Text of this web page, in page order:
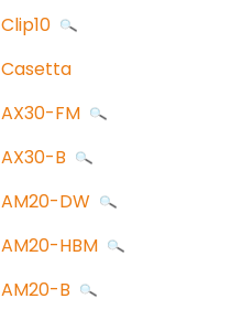
Clip10
Casetta
AX30-FM
AX30-B
AM20-DW
AM20-HBM
AM20-B